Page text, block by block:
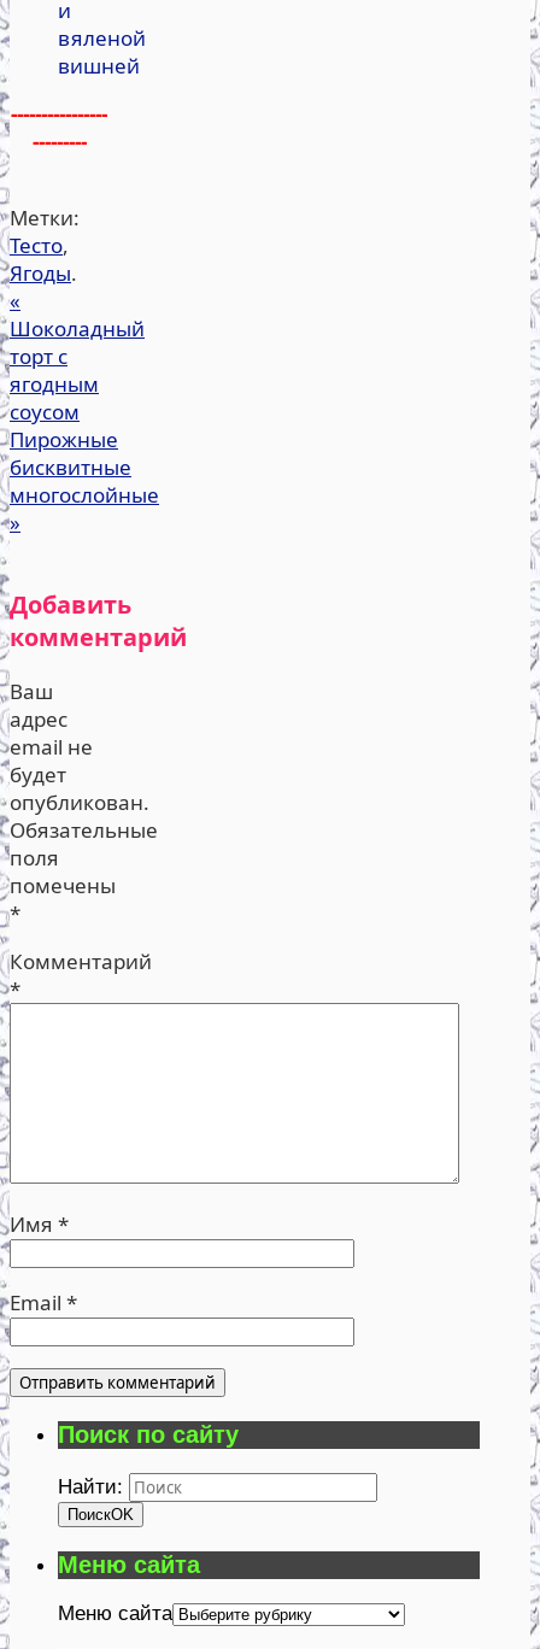
и
вяленой
вишней
----------------
---------
Метки:
Тесто,
Ягоды.
«
Шоколадный
торт с
ягодным
соусом
Пирожные
бисквитные
многослойные
»
Добавить
комментарий
Ваш
адрес
email не
будет
опубликован.
Обязательные
поля
помечены
*
Комментарий
*
Имя *
Email *
Поиск по сайту
Найти:
ПоискOK
Меню сайта
Меню сайта